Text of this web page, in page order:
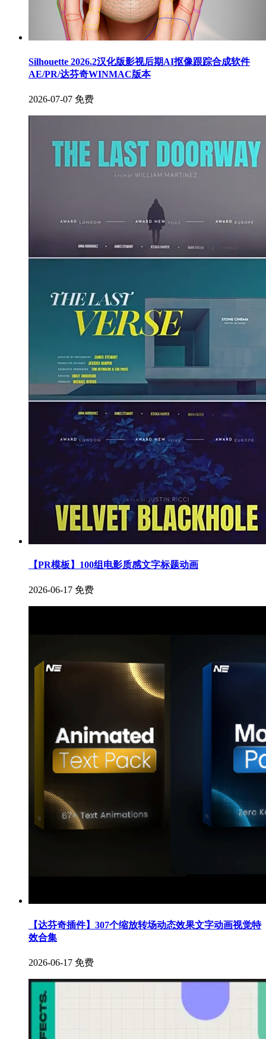
Silhouette 2026.2汉化版影视后期AI抠像跟踪合成软件
AE/PR/达芬奇WINMAC版本
2026-07-07 免费
【PR模板】100组电影质感文字标题动画
2026-06-17 免费
【达芬奇插件】307个缩放转场动态效果文字动画视觉特
效合集
2026-06-17 免费